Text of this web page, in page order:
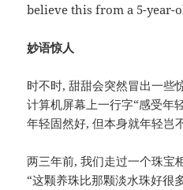
believe this from a 5-year-
妙语惊人
时不时, 甜甜会突然冒出一些
计算机屏幕上一行字“感受年
年轻固然好, 但本身就年轻岂
两三年前, 我们走过一个珠宝
“这颗养珠比那颗淡水珠好很